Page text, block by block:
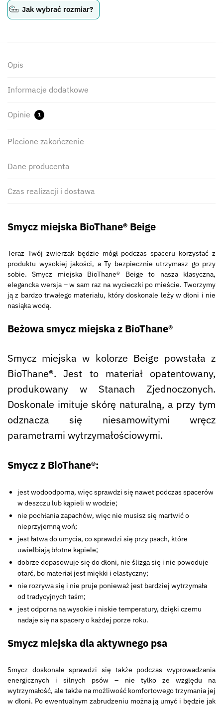
Jak wybrać rozmiar?
Opis
Informacje dodatkowe
Opinie 1
Plecione zakończenie
Dane producenta
Czas realizacji i dostawa
Smycz miejska BioThane® Beige
Teraz Twój zwierzak będzie mógł podczas spaceru korzystać z
produktu wysokiej jakości, a Ty bezpiecznie utrzymasz go przy
sobie. Smycz miejska BioThane® Beige to nasza klasyczna,
elegancka wersja – w sam raz na wycieczki po mieście. Tworzymy
ją z bardzo trwałego materiału, który doskonale leży w dłoni i nie
nasiąka wodą.
Beżowa smycz miejska z BioThane®
Smycz miejska w kolorze Beige powstała z
BioThane®. Jest to materiał opatentowany,
produkowany w Stanach Zjednoczonych.
Doskonale imituje skórę naturalną, a przy tym
odznacza się niesamowitymi wręcz
parametrami wytrzymałościowymi.
Smycz z BioThane®:
jest wodoodporna, więc sprawdzi się nawet podczas spacerów
w deszczu lub kąpieli w wodzie;
nie pochłania zapachów, więc nie musisz się martwić o
nieprzyjemną woń;
jest łatwa do umycia, co sprawdzi się przy psach, które
uwielbiają błotne kąpiele;
dobrze dopasowuje się do dłoni, nie ślizga się i nie powoduje
otarć, bo materiał jest miękki i elastyczny;
nie rozrywa się i nie pruje ponieważ jest bardziej wytrzymała
od tradycyjnych taśm;
jest odporna na wysokie i niskie temperatury, dzięki czemu
nadaje się na spacery o każdej porze roku.
Smycz miejska dla aktywnego psa
Smycz doskonale sprawdzi się także podczas wyprowadzania
energicznych i silnych psów – nie tylko ze względu na
wytrzymałość, ale także na możliwość komfortowego trzymania jej
w dłoni. Po ewentualnym zabrudzeniu można ją umyć i będzie jak